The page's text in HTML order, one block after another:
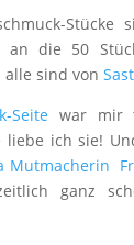
Stücke
an die 50
alle sind von
Seite war mir
liebe ich sie!
Mutmacherin
ganz